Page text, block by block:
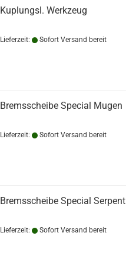
Kuplungsl. Werkzeug
Lieferzeit: Sofort Versand bereit
Bremsscheibe Special Mugen
Lieferzeit: Sofort Versand bereit
Bremsscheibe Special Serpent
Lieferzeit: Sofort Versand bereit